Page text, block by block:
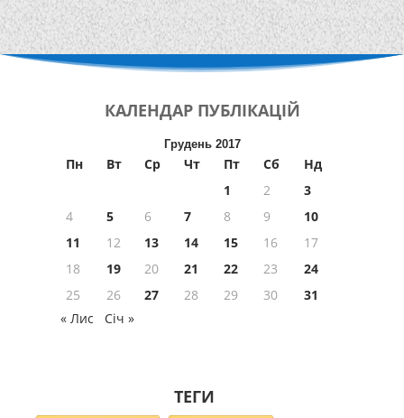
КАЛЕНДАР ПУБЛІКАЦІЙ
Грудень 2017
Пн Вт Ср Чт Пт Сб
Нд
1
2
3
4
5 6 7 8 9
10
11
12 13 14 15 16
17
18
19 20 21 22 23
24
25
26 27 28 29 30
31
« Лис
Січ »
ТЕГИ